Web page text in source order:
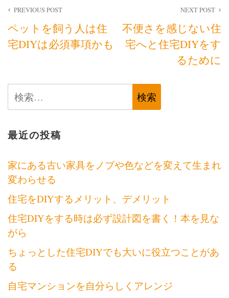
投
稿
ナ
ゲ
ー
シ
ョ
ン
PREVIOUS POST
ペットを飼う人は住
宅DIYは必須事項かも
NEXT POST
不便さを感じない住
宅へと住宅DIYをす
るために
検
索:
最近の投稿
家にある古い家具をノブや色などを変えて生まれ
変わらせる
住宅をDIYするメリット、デメリット
住宅DIYをする時は必ず設計図を書く！本を見な
がら
ちょっとした住宅DIYでも大いに役立つことがあ
る
自宅マンションを自分らしくアレンジ